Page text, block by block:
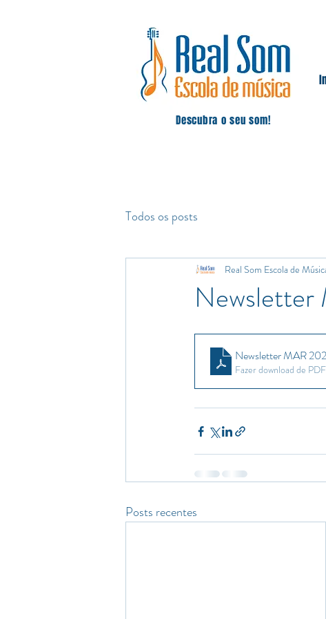
Descubra o seu som!
Todos os posts
Real Som Escola de
Newsletter MAR
Fazer download de
Posts recentes